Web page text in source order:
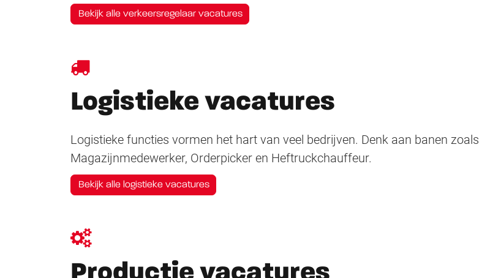
Bekijk alle verkeersregelaar vacatures
Logistieke vacatures
Logistieke functies vormen het hart van veel bedrijven. Denk aan banen zoals
Magazijnmedewerker, Orderpicker en Heftruckchauffeur.
Bekijk alle logistieke vacatures